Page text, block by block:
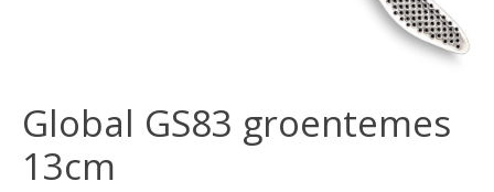
Global GS83 groentemes
13cm